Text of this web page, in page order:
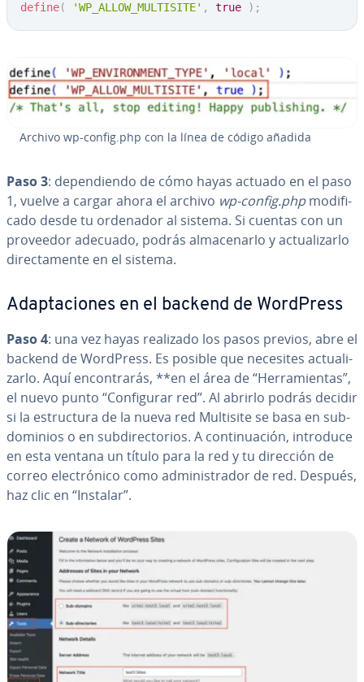
define( 'WP_ALLOW_MULTISITE' , true ) ;
Archivo wp-config.php con la línea de código añadida
Paso 3: de­pe­n­die­n­do de cómo hayas actuado en el paso
1, vuelve a cargar ahora el archivo wp-config.phpmo­di­fi­
ca­do desde tu ordenador al sistema. Si cuentas con un
proveedor adecuado, podrás al­ma­ce­nar­lo y ac­tua­li­zar­lo
di­re­c­ta­me­n­te en el sistema.
Ada­p­ta­cio­nes en el backend de WordPress
Paso 4: una vez hayas realizado los pasos previos, abre el
backend de WordPress. Es posible que necesites ac­tua­li­
zar­lo. Aquí en­co­n­tra­rás, **en el área de “He­rra­mie­n­tas”,
el nuevo punto “Co­n­fi­gu­rar red”. Al abrirlo podrás decidir
si la es­tru­c­tu­ra de la nueva red Multisite se basa en su­b­
do­mi­nios o en su­b­di­re­c­to­rios. A co­n­ti­nua­ción, introduce
en esta ventana un título para la red y tu dirección de
correo ele­c­tró­ni­co como ad­mi­ni­s­tra­dor de red. Después,
haz clic en “Instalar”.